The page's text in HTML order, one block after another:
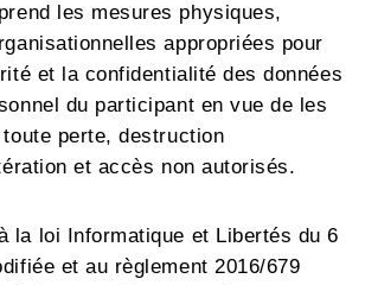
les mesures physiques,
appropriées pour
et la confidentialité des données
du participant en vue de les
perte, destruction
et accès non autorisés.
la loi Informatique et Libertés du 6
et au règlement 2016/679